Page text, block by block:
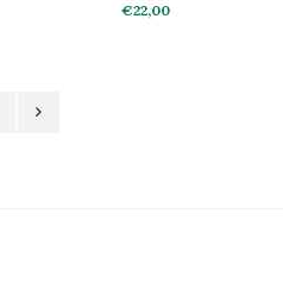
€22,00